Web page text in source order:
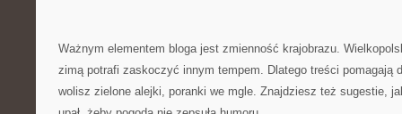
Ważnym elementem bloga jest zmienność krajobrazu.
zimą potrafi zaskoczyć innym tempem. Dlatego treści pomagają
wolisz zielone alejki, poranki we mgle. Znajdziesz też sugestie,